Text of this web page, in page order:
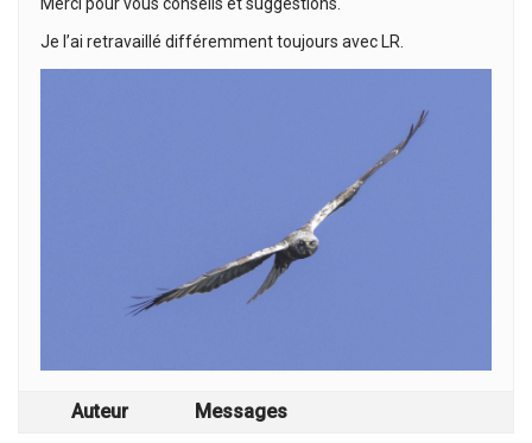
Merci pour vous conseils et suggestions.
Je l’ai retravaillé différemment toujours avec LR.
Auteur Messages